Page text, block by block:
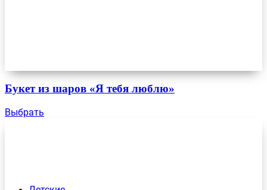
Букет из шаров «Я тебя люблю»
Выбрать